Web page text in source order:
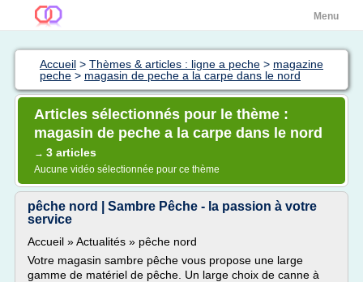
Menu
Accueil > Thèmes & articles : ligne a peche > magazine
peche > magasin de peche a la carpe dans le nord
Articles sélectionnés pour le thème :
magasin de peche a la carpe dans le nord
→ 3 articles
Aucune vidéo sélectionnée pour ce thème
pêche nord | Sambre Pêche - la passion à votre
service
Accueil » Actualités » pêche nord
Votre magasin sambre pêche vous propose une large
gamme de matériel de pêche. Un large choix de canne à